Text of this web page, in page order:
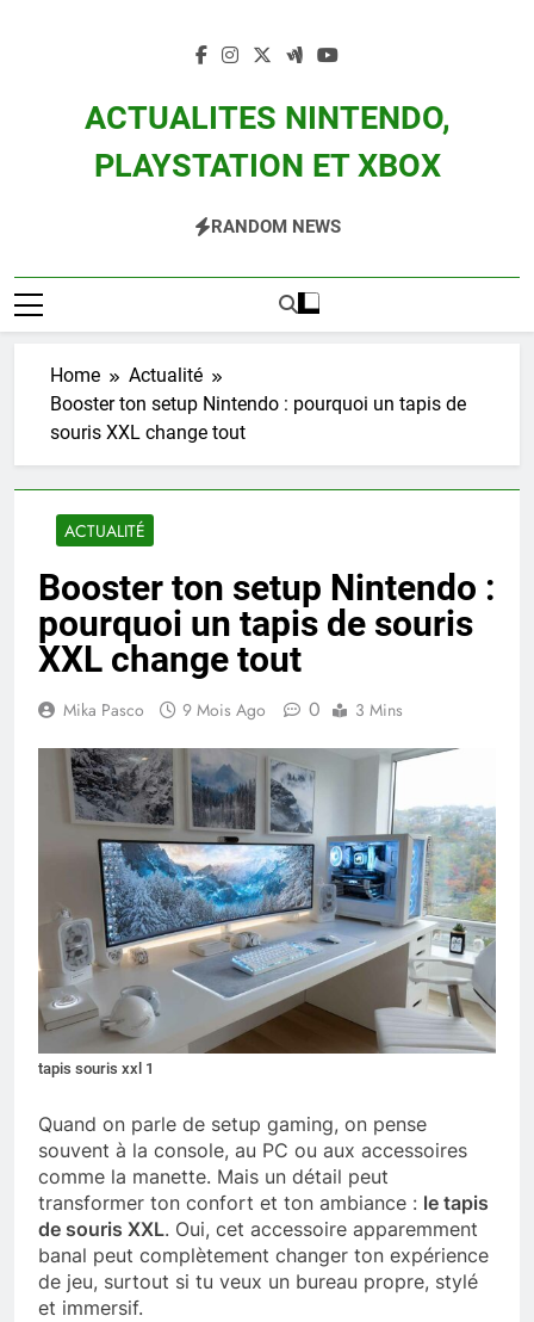
ACTUALITES NINTENDO,
PLAYSTATION ET XBOX
Zelda, Splatoon, Pokemon Entre Autres
RANDOM NEWS
Home
Actualité
Booster ton setup Nintendo : pourquoi un tapis de
souris XXL change tout
ACTUALITÉ
Booster ton setup Nintendo :
pourquoi un tapis de souris
XXL change tout
Mika Pasco 9 Mois Ago 0 3 Mins
tapis souris xxl 1
Quand on parle de setup gaming, on pense
souvent à la console, au PC ou aux accessoires
comme la manette. Mais un détail peut
transformer ton confort et ton ambiance : le tapis
de souris XXL. Oui, cet accessoire apparemment
banal peut complètement changer ton expérience
de jeu, surtout si tu veux un bureau propre, stylé
et immersif.